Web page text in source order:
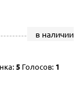
в наличии
5 Голосов: 1